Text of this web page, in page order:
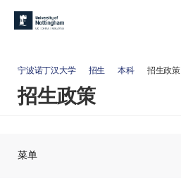
宁波诺丁汉大学 招生 本科 招生政策
招生政策
菜单